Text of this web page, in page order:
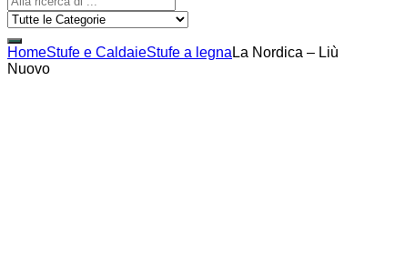
HomeStufe e CaldaieStufe a legna La Nordica – Liù
Nuovo